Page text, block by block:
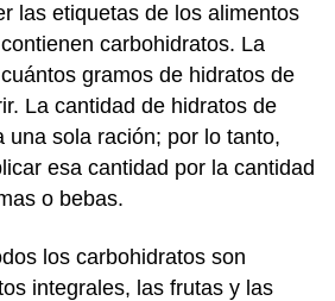
las etiquetas de los alimentos
carbohidratos. La
gramos de hidratos de
La cantidad de hidratos de
una sola ración; por lo tanto,
esa cantidad por la cantidad
o bebas.
los carbohidratos son
integrales, las frutas y las